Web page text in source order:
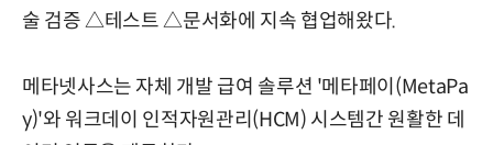
술 검증 △테스트 △문서화에 지속 협업해왔다.
메타넷사스는 자체 개발 급여 솔루션 '메타페이(MetaPa
y)'와 워크데이 인적자원관리(HCM) 시스템간 원활한 데